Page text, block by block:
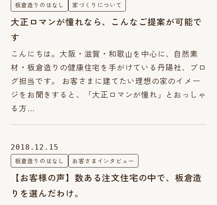
板倉造りのはなし 家づくりについて
大正ロマンが憧れなら、こんなご提案が可能で
す
こんにちは。大阪・滋賀・和歌山を中心に、自然素
材・板倉造りの健康住宅を手がけている丹陽社、ブロ
グ担当です。 お客さまに建てたい理想の家のイメー
ジをお聞きすると、「大正ロマンが憧れ」とおっしゃ
る方…
2018.12.15
板倉造りのはなし お客さまインタビュー
【お客様の声】数ある注文住宅の中で、板倉造
りを選んだわけ。